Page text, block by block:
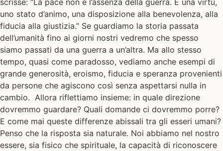
uno stato d’animo, una disposizione alla benevolenza, alla
fiducia alla giustizia.” Se guardiamo la storia passata
dell’umanità fino ai giorni nostri vedremo che spesso
siamo passati da una guerra a un’altra. Ma allo stesso
tempo, quasi come paradosso, vediamo anche esempi di
grande generosità, eroismo, fiducia e speranza provenienti
da persone che agiscono così senza aspettarsi nulla in
cambio. Allora riflettiamo insieme: in quale direzione
dovremmo guardare? Quali domande ci dovremmo porre?
E come mai queste differenze abissali tra gli esseri umani?
Penso che la risposta sia naturale. Noi abbiamo nel nostro
essere, sia fisico che spirituale, la capacità di riconoscere